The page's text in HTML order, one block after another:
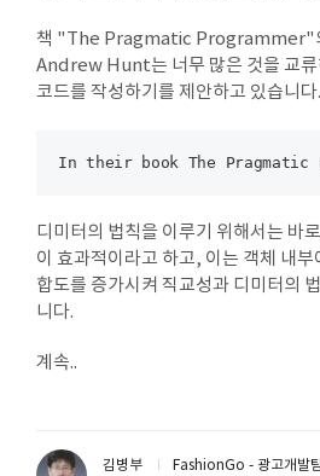
책 "The Pragmatic Programmer"
Andrew Hunt는 너무 많은 것을 교
코드를 작성하기를 제안하고 있습니다.
디미터의 법칙을 이루기 위해서는 바
이 효과적이라고 하고, 이는 객체 내부
합도를 증가시켜 직교성과 디미터의
니다.
계속..
김병부 FashionGo - 광고개발팀